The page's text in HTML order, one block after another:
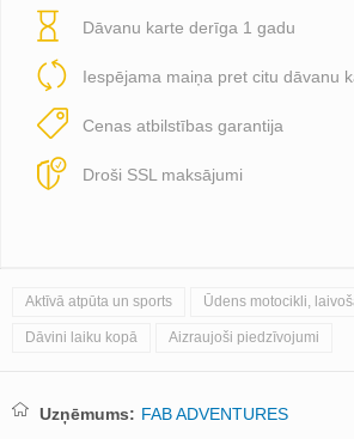
Dāvanu karte derīga 1 gadu
Iespējama maiņa pret citu dāvanu
Cenas atbilstības garantija
Droši SSL maksājumi
Aktīvā atpūta un sports Ūdens motocikli,
Dāvini laiku kopā Aizraujoši piedzīvojumi
Uzņēmums: FAB ADVENTURES